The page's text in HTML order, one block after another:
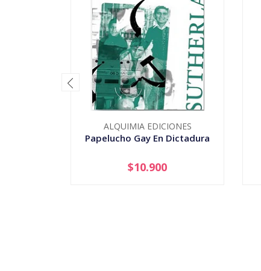
ALQUIMIA EDICIONES
Papelucho Gay En Dictadura
+
$10.900